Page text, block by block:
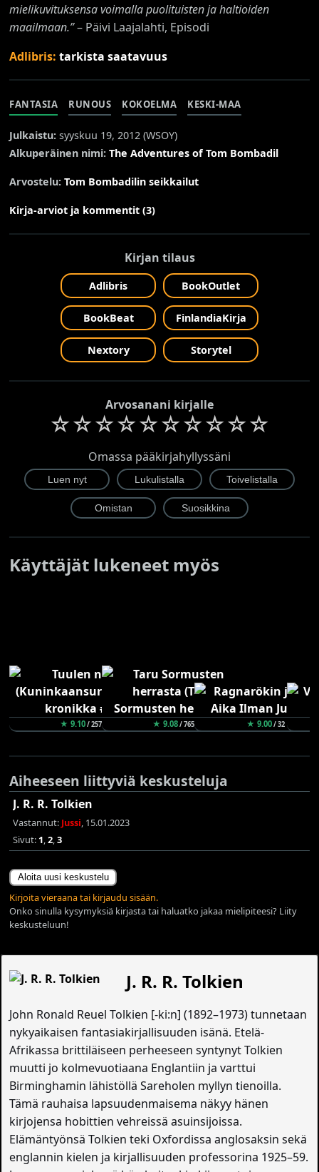
mielikuvituksensa voimalla puolituisten ja haltioiden
maailmaan.”– Päivi Laajalahti, Episodi
Adlibris:tarkista saatavuus
FANTASIA RUNOUS KOKOELMA KESKI-MAA
Julkaistu: syyskuu 19, 2012 (WSOY)
Alkuperäinen nimi: The Adventures of Tom Bombadil
Arvostelu:Tom Bombadilin seikkailut
Kirja-arviot ja kommentit (3)
Kirjan tilaus
Adlibris BookOutlet
BookBeat FinlandiaKirja
Nextory Storytel
Arvosanani kirjalle
☆☆☆☆☆☆☆☆☆☆
Omassa pääkirjahyllyssäni
Käyttäjät lukeneet myös
★ 9.10/ 257 ★ 9.08/ 765 ★ 9.00/ 32
Aiheeseen liittyviä keskusteluja
J. R. R. Tolkien
Vastannut: Jussi, 15.01.2023
Sivut: 1,2,3
Aloita uusi keskustelu
Kirjoita vieraana tai kirjaudu sisään.
Onko sinulla kysymyksiä kirjasta tai haluatko jakaa mielipiteesi? Liity
keskusteluun!
J. R. R. Tolkien
John Ronald Reuel Tolkien [-ki:n] (1892–1973) tunnetaan
nykyaikaisen fantasiakirjallisuuden isänä. Etelä-
Afrikassa brittiläiseen perheeseen syntynyt Tolkien
muutti jo kolmevuotiaana Englantiin ja varttui
Birminghamin lähistöllä Sareholen myllyn tienoilla.
Tämä rauhaisa lapsuudenmaisema näkyy hänen
kirjojensa hobittien vehreissä asuinsijoissa.
Elämäntyönsä Tolkien teki Oxfordissa anglosaksin sekä
englannin kielen ja kirjallisuuden professorina 1925–59.